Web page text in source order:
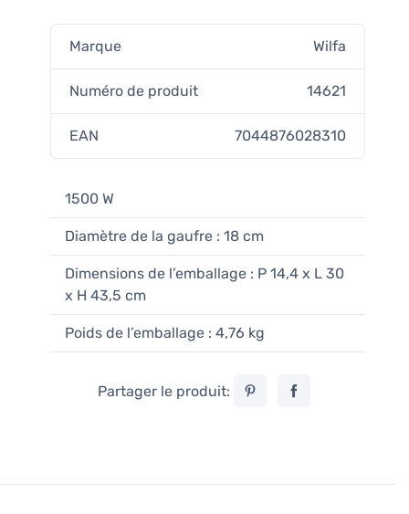
Marque Wilfa
Numéro de produit 14621
EAN 7044876028310
1500 W
Diamètre de la gaufre : 18 cm
Dimensions de l’emballage : P 14,4 x L 30
x H 43,5 cm
Poids de l’emballage : 4,76 kg
Partager le produit: